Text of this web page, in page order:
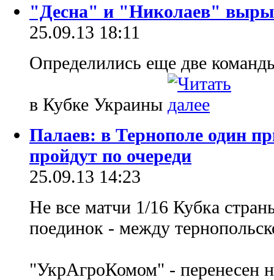
"Десна" и "Николаев"
25.09.13 18:11
Определились еще две
в Кубке Украины
Палаев: в Тернополе один
пройдут по очереди
25.09.13 14:23
Не все матчи 1/16 Кубка
поединок - между
"УкрАгроКомом" - перенесен